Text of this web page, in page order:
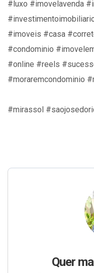
#luxo #imovelavenda
#imoveis #casa
#condominio
#online #reels
#moraremcondominio
#mirassol
Quer